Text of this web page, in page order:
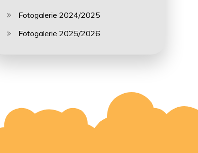
Fotogalerie 2024/2025
Fotogalerie 2025/2026